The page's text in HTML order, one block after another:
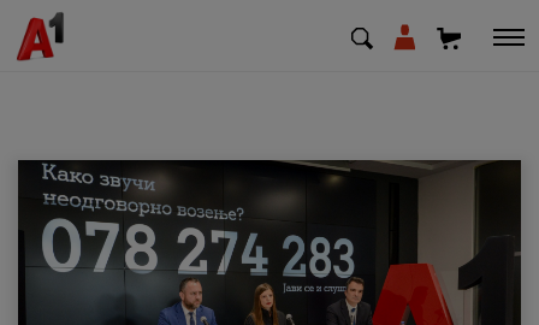
МК EN SQ